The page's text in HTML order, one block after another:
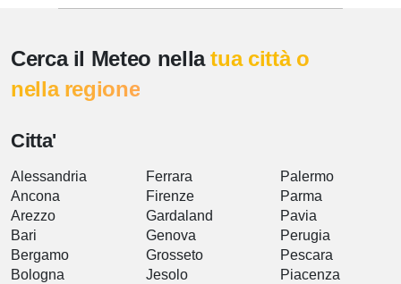
Cerca il Meteo nellatua città o
nella regione
Citta'
Alessandria
Ancona
Arezzo
Bari
Bergamo
Bologna
Ferrara
Firenze
Gardaland
Genova
Grosseto
Jesolo
Palermo
Parma
Pavia
Perugia
Pescara
Piacenza